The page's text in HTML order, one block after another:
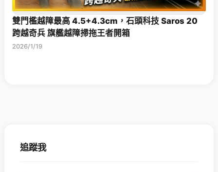
雙門檻越障最高 4.5+4.3cm，石頭科技 Saros 20
跨越奇兵 旗艦越障掃拖王者開箱
2026/1/19
追蹤我